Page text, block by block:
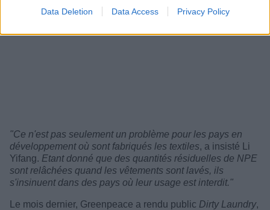
Data Deletion Data Access Privacy Policy
"Ce n'est pas seulement un problème pour les pays en
développement où sont fabriqués les textiles, a insisté Li
Yifang. Etant donné que des quantités résiduelles de NPE
sont relâchées quand les vêtements sont lavés, ils
s'insinuent dans des pays où leur usage est interdit."
Le mois dernier, Greenpeace a rendu public Dirty Laundry,